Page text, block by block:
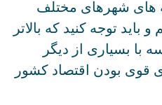
های شهرهای مختلف
توجه کنید که بالاتر
با بسیاری از دیگر
قوی بودن اقتصاد کشور